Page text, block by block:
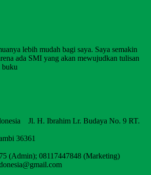
lebih mudah bagi saya. Saya semakin
ada SMI yang akan mewujudkan tulisan
buku
Jl. H. Ibrahim Lr. Budaya No. 9 RT.
36361
(Admin); 08117447848 (Marketing)